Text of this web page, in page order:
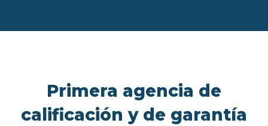
Primera agencia de
calificación y de garantía